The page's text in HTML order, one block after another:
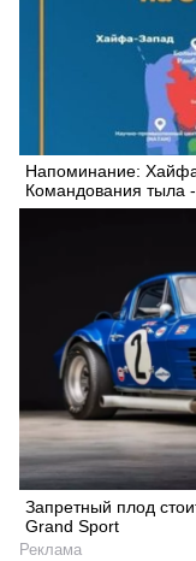
Напоминание:
Командования тыла
Запретный плод
Grand Sport
Реклама